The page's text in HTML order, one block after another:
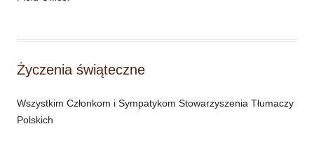
Życzenia świąteczne
Wszystkim Członkom i Sympatykom Stowarzyszenia Tłumaczy
Polskich